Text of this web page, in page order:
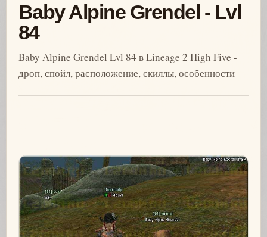
Baby Alpine Grendel - Lvl
84
Baby Alpine Grendel Lvl 84 в Lineage 2 High Five -
дроп, спойл, расположение, скиллы, особенности